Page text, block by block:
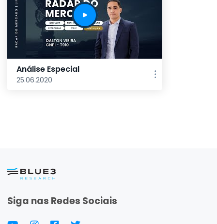
Análise Especial
25.06.2020
Siga nas Redes Sociais